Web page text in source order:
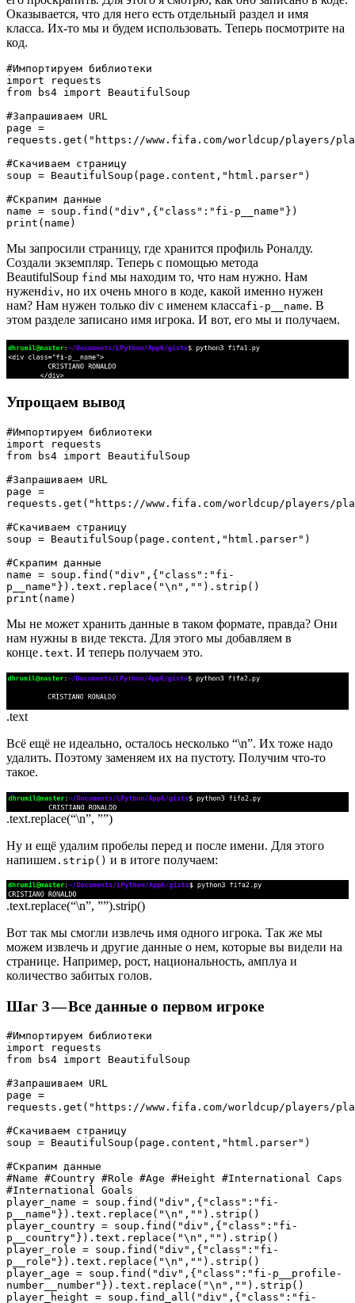
Оказывается, что для него есть отдельный раздел и имя
класса. Их-то мы и будем использовать. Теперь посмотрите на
код.
#Импортируем библиотеки
import requests
from bs4 import BeautifulSoup
#Запрашиваем URL
page =
requests.get("https://www.fifa.com/worldcup/players/
#Скачиваем страницу
soup = BeautifulSoup(page.content,"html.parser")
#Скрапим данные
name = soup.find("div",{"class":"fi-p__name"})
print(name)
Мы запросили страницу, где хранится профиль Роналду.
Создали экземпляр. Теперь с помощью метода
BeautifulSoup find мы находим то, что нам нужно. Нам
нуженdiv, но их очень много в коде, какой именно нужен
нам? Нам нужен только div с именем классаfi-p__name. В
этом разделе записано имя игрока. И вот, его мы и получаем.
Упрощаем вывод
#Импортируем библиотеки
import requests
from bs4 import BeautifulSoup
#Запрашиваем URL
page =
requests.get("https://www.fifa.com/worldcup/players/
#Скачиваем страницу
soup = BeautifulSoup(page.content,"html.parser")
#Скрапим данные
name = soup.find("div",{"class":"fi-
p__name"}).text.replace("\n","").strip()
print(name)
Мы не может хранить данные в таком формате, правда? Они
нам нужны в виде текста. Для этого мы добавляем в
конце .text. И теперь получаем это.
.text
Всё ещё не идеально, осталось несколько “\n”. Их тоже надо
удалить. Поэтому заменяем их на пустоту. Получим что-то
такое.
.text.replace(“\n”, ””)
Ну и ещё удалим пробелы перед и после имени. Для этого
напишем .strip() и в итоге получаем:
.text.replace(“\n”, ””).strip()
Вот так мы смогли извлечь имя одного игрока. Так же мы
можем извлечь и другие данные о нем, которые вы видели на
странице. Например, рост, национальность, амплуа и
количество забитых голов.
Шаг 3 — Все данные о первом игроке
#Импортируем библиотеки
import requests
from bs4 import BeautifulSoup
#Запрашиваем URL
page =
requests.get("https://www.fifa.com/worldcup/players/
#Скачиваем страницу
soup = BeautifulSoup(page.content,"html.parser")
#Скрапим данные
#Name #Country #Role #Age #Height #International Caps
#International Goals
player_name = soup.find("div",{"class":"fi-
p__name"}).text.replace("\n","").strip()
player_country = soup.find("div",{"class":"fi-
p__country"}).text.replace("\n","").strip()
player_role = soup.find("div",{"class":"fi-
p__role"}).text.replace("\n","").strip()
player_age = soup.find("div",{"class":"fi-p__profile-
number__number"}).text.replace("\n","").strip()
player_height = soup.find_all("div",{"class":"fi-